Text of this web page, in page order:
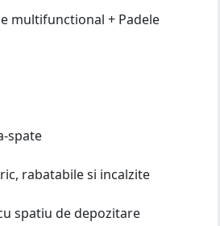
multifunctional + Padele
spate
rabatabile si incalzite
spatiu de depozitare